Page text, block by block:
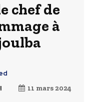
chef de
à
11 mars 2024